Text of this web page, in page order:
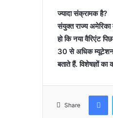
ज्यादा संक्रामक है?
संयुक्त राज्य
हो कि नया वैरिएंट
30 से अधिक म्यूटेशन
बताते हैं. विशेषज्ञों
Share